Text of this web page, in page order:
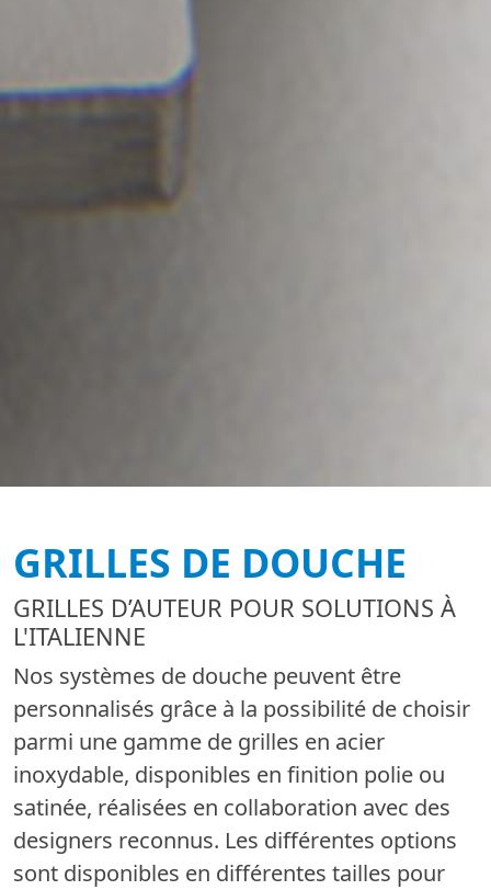
GRILLES DE DOUCHE
GRILLES D’AUTEUR POUR SOLUTIONS À
L'ITALIENNE
Nos systèmes de douche peuvent être
personnalisés grâce à la possibilité de choisir
parmi une gamme de grilles en acier
inoxydable, disponibles en finition polie ou
satinée, réalisées en collaboration avec des
designers reconnus. Les différentes options
sont disponibles en différentes tailles pour